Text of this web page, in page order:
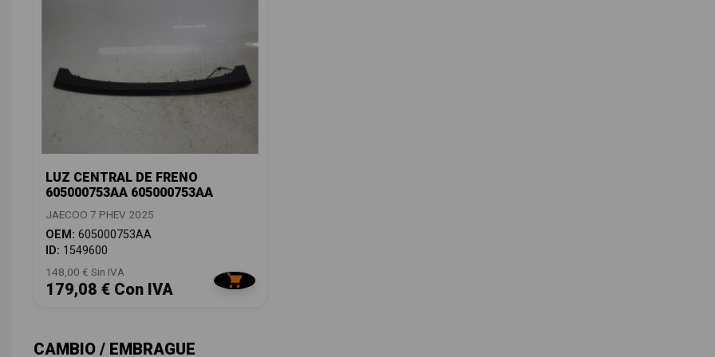
LUZ CENTRAL DE FRENO
605000753AA 605000753AA
JAECOO 7 PHEV 2025
OEM: 605000753AA
ID: 1549600
148,00 € Sin IVA
179,08 € Con IVA
CAMBIO / EMBRAGUE